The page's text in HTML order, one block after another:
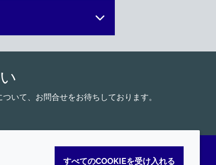
いて、お問合せをお待ちしております。
すべてのCOOKIEを受け入れる